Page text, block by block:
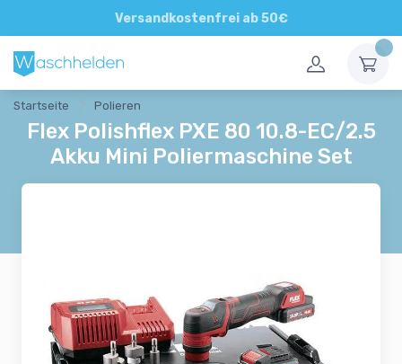
Versandkostenfrei ab 50€
Direkte und persönliche Beratung
Startseite Polieren
Flex Polishflex PXE 80 10.8-EC/2.5
Akku Mini Poliermaschine Set